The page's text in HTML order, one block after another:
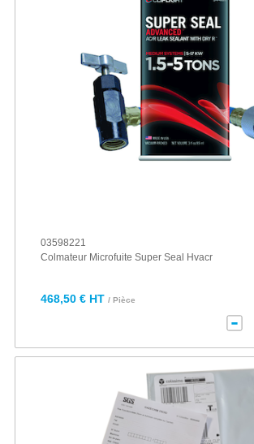
03598221
Colmateur Microfuite Super Seal Hvacr
468,50 € HT / Pièce